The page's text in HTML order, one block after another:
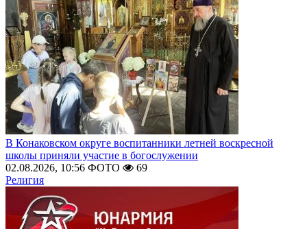
В Конаковском округе воспитанники летней воскресной
школы приняли участие в богослужении
02.08.2026, 10:56 ФОТО
69
Религия